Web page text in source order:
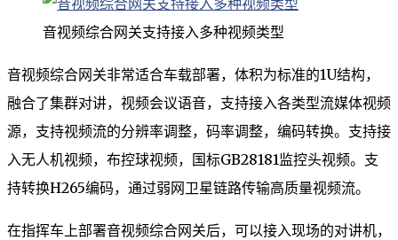
音视频综合网关支持接入多种视频类型
音视频综合网关非常适合车载部署，体积为标准的1U结构，
融合了集群对讲，视频会议语音，支持接入各类型流媒体视频
源，支持视频流的分辨率调整，码率调整，编码转换。支持接
入无人机视频，布控球视频，国标GB28181监控头视频。支
持转换H265编码，通过弱网卫星链路传输高质量视频流。
在指挥车上部署音视频综合网关后，可以接入现场的对讲机，